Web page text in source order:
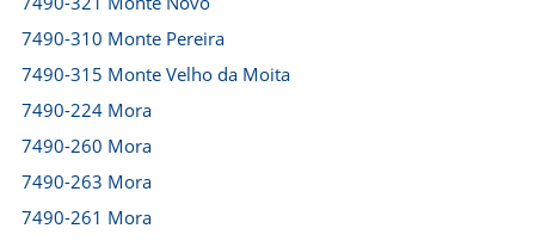
7490-310 Monte Pereira
7490-315 Monte Velho da Moita
7490-224 Mora
7490-260 Mora
7490-263 Mora
7490-261 Mora